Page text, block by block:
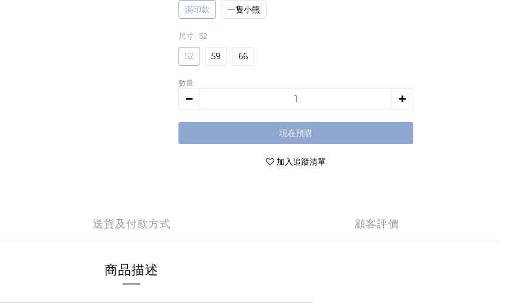
滿印款 一隻小熊
尺寸 : 52
52 59 66
數量
現在預購
加入追蹤清單
送貨及付款方式 顧客評價
商品描述